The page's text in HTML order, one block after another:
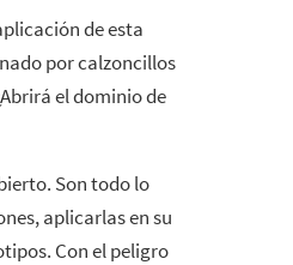
de esta
por calzoncillos
el dominio de
Son todo lo
aplicarlas en su
Con el peligro